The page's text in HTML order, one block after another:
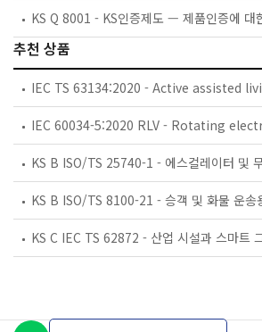
KS Q 8001 - KS인증제도 — 제품인증에 대
추천 상품